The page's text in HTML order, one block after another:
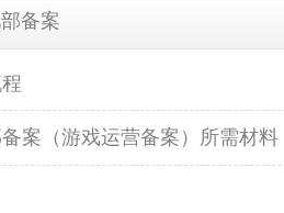
备案
案（游戏运营备案）所需材料